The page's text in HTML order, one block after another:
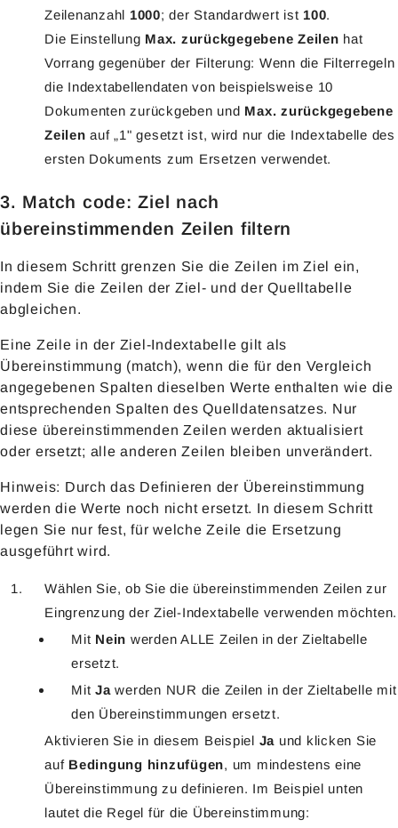
Zeilenanzahl 1000; der Standardwert ist 100.
Die Einstellung Max. zurückgegebene Zeilen hat
Vorrang gegenüber der Filterung: Wenn die Filterregeln
die Indextabellendaten von beispielsweise 10
Dokumenten zurückgeben und Max. zurückgegebene
Zeilen auf „1" gesetzt ist, wird nur die Indextabelle des
ersten Dokuments zum Ersetzen verwendet.
3. Match code: Ziel nach
übereinstimmenden Zeilen filtern
In diesem Schritt grenzen Sie die Zeilen im Ziel ein,
indem Sie die Zeilen der Ziel- und der Quelltabelle
abgleichen.
Eine Zeile in der Ziel-Indextabelle gilt als
Übereinstimmung (match), wenn die für den Vergleich
angegebenen Spalten dieselben Werte enthalten wie die
entsprechenden Spalten des Quelldatensatzes. Nur
diese übereinstimmenden Zeilen werden aktualisiert
oder ersetzt; alle anderen Zeilen bleiben unverändert.
Hinweis: Durch das Definieren der Übereinstimmung
werden die Werte noch nicht ersetzt. In diesem Schritt
legen Sie nur fest, für welche Zeile die Ersetzung
ausgeführt wird.
Wählen Sie, ob Sie die übereinstimmenden Zeilen zur
Eingrenzung der Ziel-Indextabelle verwenden möchten.
Mit Nein werden ALLE Zeilen in der Zieltabelle
ersetzt.
Mit Ja werden NUR die Zeilen in der Zieltabelle mit
den Übereinstimmungen ersetzt.
Aktivieren Sie in diesem Beispiel Ja und klicken Sie
auf Bedingung hinzufügen, um mindestens eine
Übereinstimmung zu definieren. Im Beispiel unten
lautet die Regel für die Übereinstimmung: